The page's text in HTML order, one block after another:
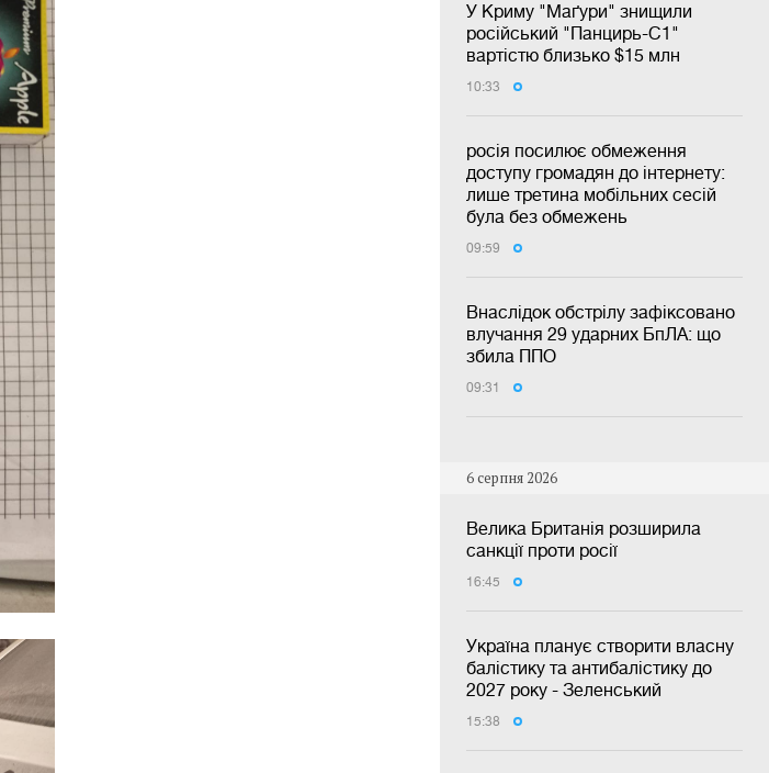
У Криму "Маґури" знищили
російський "Панцирь-С1"
вартістю близько $15 млн
10:33
росія посилює обмеження
доступу громадян до інтернету:
лише третина мобільних сесій
була без обмежень
09:59
Внаслідок обстрілу зафіксовано
влучання 29 ударних БпЛА: що
збила ППО
09:31
6 серпня 2026
Велика Британія розширила
санкції проти росії
16:45
Україна планує створити власну
балістику та антибалістику до
2027 року - Зеленський
15:38